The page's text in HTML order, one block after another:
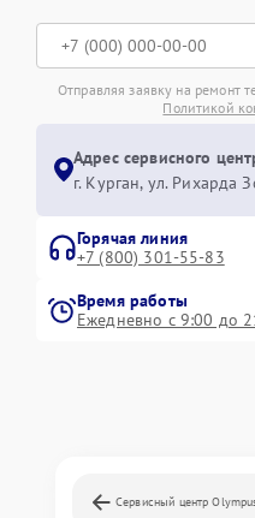
Отправляя заявку на ремонт
Политикой
Адрес сервисного
г. Курган, ул. Рихарда
Горячая линия
+7 (800) 301-55-83
Время работы
Ежедневно с 9:00 до
Сервисный центр